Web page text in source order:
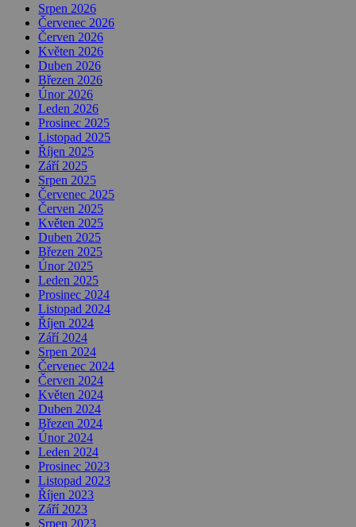
Srpen 2026
Červenec 2026
Červen 2026
Květen 2026
Duben 2026
Březen 2026
Únor 2026
Leden 2026
Prosinec 2025
Listopad 2025
Říjen 2025
Září 2025
Srpen 2025
Červenec 2025
Červen 2025
Květen 2025
Duben 2025
Březen 2025
Únor 2025
Leden 2025
Prosinec 2024
Listopad 2024
Říjen 2024
Září 2024
Srpen 2024
Červenec 2024
Červen 2024
Květen 2024
Duben 2024
Březen 2024
Únor 2024
Leden 2024
Prosinec 2023
Listopad 2023
Říjen 2023
Září 2023
Srpen 2023